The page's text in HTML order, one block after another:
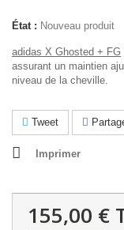
État : Nouveau produit
adidas X Ghosted + FG
assurant un maintien
niveau de la cheville.
Tweet
Imprimer
155,00 €